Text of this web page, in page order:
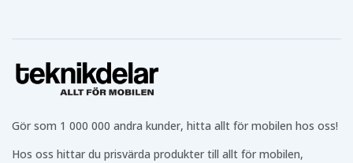
Gör som 1 000 000 andra kunder, hitta allt för mobilen hos oss!
Hos oss hittar du prisvärda produkter till allt för mobilen,